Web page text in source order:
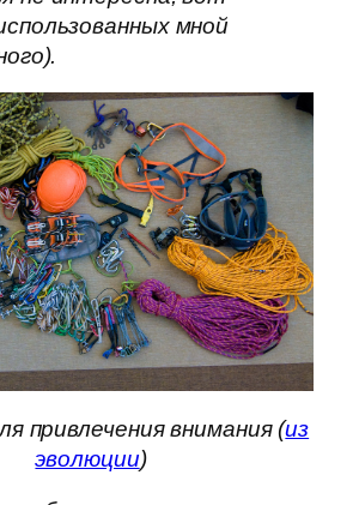
мной
привлечения внимания (из
эволюции)